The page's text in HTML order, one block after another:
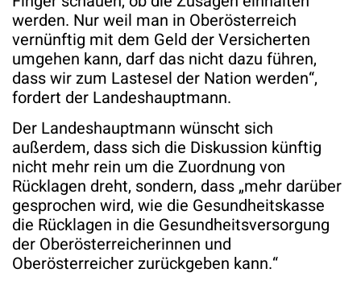
werden. Nur weil man in Oberösterreich
vernünftig mit dem Geld der Versicherten
umgehen kann, darf das nicht dazu führen,
dass wir zum Lastesel der Nation werden“,
fordert der Landeshauptmann.
Der Landeshauptmann wünscht sich
außerdem, dass sich die Diskussion künftig
nicht mehr rein um die Zuordnung von
Rücklagen dreht, sondern, dass „mehr darüber
gesprochen wird, wie die Gesundheitskasse
die Rücklagen in die Gesundheitsversorgung
der Oberösterreicherinnen und
Oberösterreicher zurückgeben kann.“